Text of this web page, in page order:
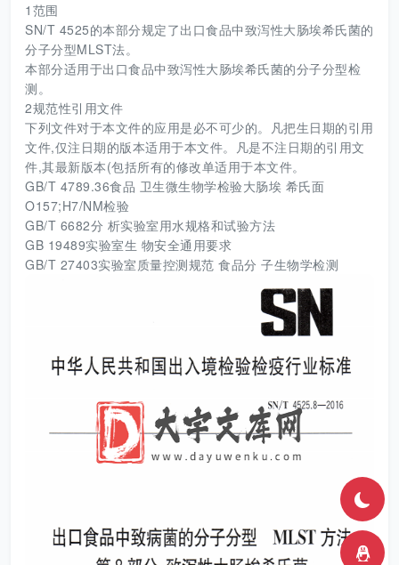
1范围
SN/T 4525的本部分规定了出口食品中致泻性大肠埃希氏菌的
分子分型MLST法。
本部分适用于出口食品中致泻性大肠埃希氏菌的分子分型检
测。
2规范性引用文件
下列文件对于本文件的应用是必不可少的。凡把生日期的引用
文件,仅注日期的版本适用于本文件。凡是不注日期的引用文
件,其最新版本(包括所有的修改单适用于本文件。
GB/T 4789.36食品 卫生微生物学检验大肠埃 希氏面
O157;H7/NM检验
GB/T 6682分 析实验室用水规格和试验方法
GB 19489实验室生 物安全通用要求
GB/T 27403实验室质量控测规范 食品分 子生物学检测